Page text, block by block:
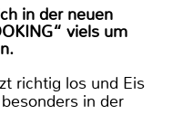
in der neuen
viels um
richtig los und Eis
in der